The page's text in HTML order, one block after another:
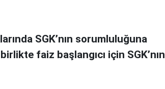
SGK’nın sorumluluğuna
faiz başlangıcı için SGK’nın